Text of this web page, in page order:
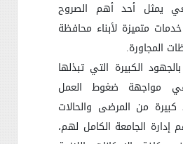
يمثل أحد أهم الصروح
متميزة لأبناء محافظة
المجاورة.
الكبيرة التي تبذلها
مواجهة ضغوط العمل
كبيرة من المرضى والحالات
إدارة الجامعة الكامل لهم،